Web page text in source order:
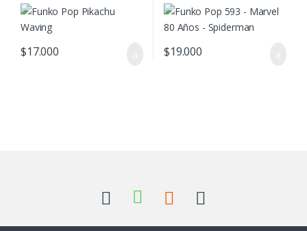
$17.000 $19.000